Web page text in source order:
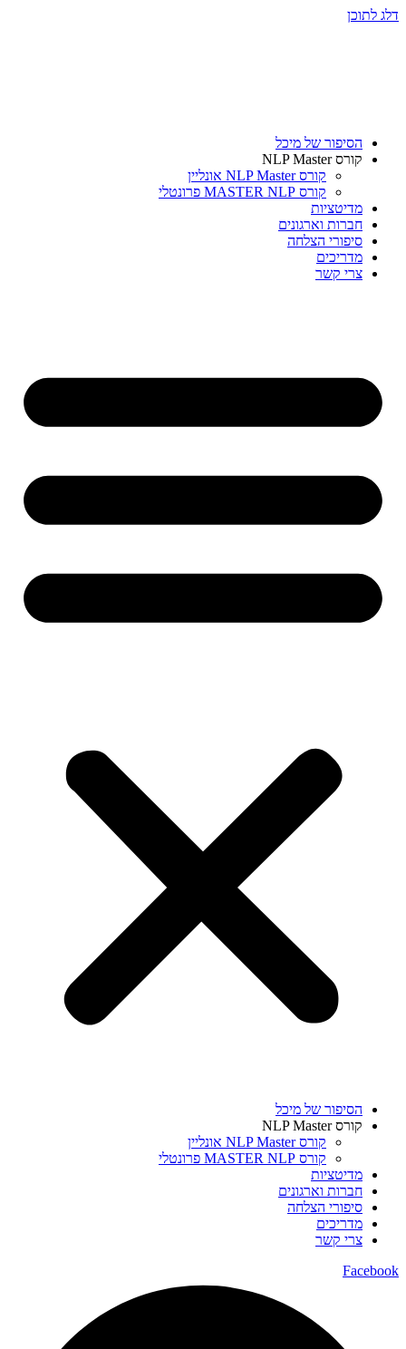
דלג לתוכן
הסיפור של מיכל
קורס NLP Master
קורס NLP Master אונליין
קורס MASTER NLP פרונטלי
מדיטציות
חברות וארגונים
סיפורי הצלחה
מדריכים
צרי קשר
הסיפור של מיכל
קורס NLP Master
קורס NLP Master אונליין
קורס MASTER NLP פרונטלי
מדיטציות
חברות וארגונים
סיפורי הצלחה
מדריכים
צרי קשר
Facebook